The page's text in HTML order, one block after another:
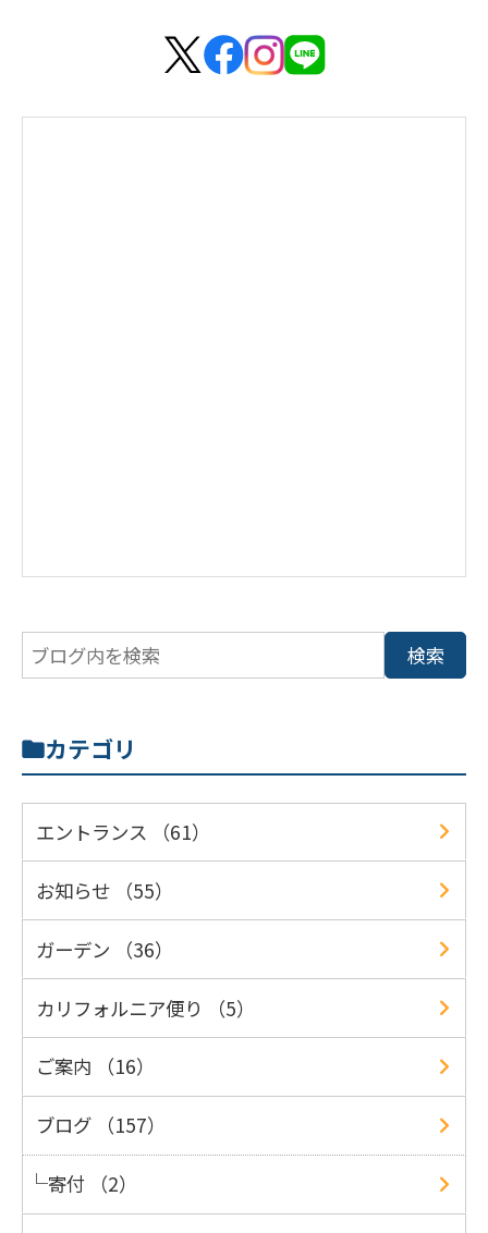
カテゴリ
エントランス （61）
お知らせ （55）
ガーデン （36）
カリフォルニア便り （5）
ご案内 （16）
ブログ （157）
寄付 （2）